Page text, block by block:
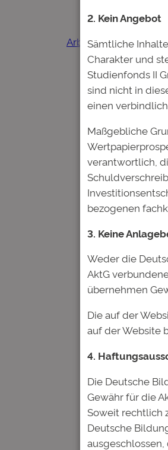
Arbeitswelt Soft Skills
Deine
Name*
E-Mail-
Website
2. Kein Angebot
Sämtliche
Charakter und
Studienfonds II
sind nicht in
einen
Maßgebliche
verantwortlich,
bezogenen
3. Keine
Weder die
AktG
übernehmen
Die auf der
auf der Website
4.
Die Deutsche
Gewähr für die
Soweit rechtlich
Deutsche